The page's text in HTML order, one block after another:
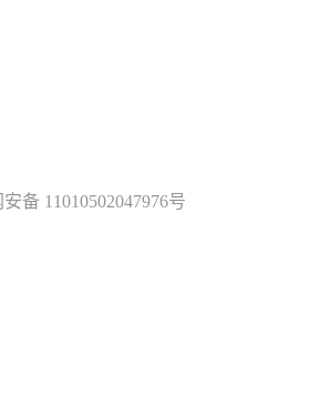
备 11010502047976号